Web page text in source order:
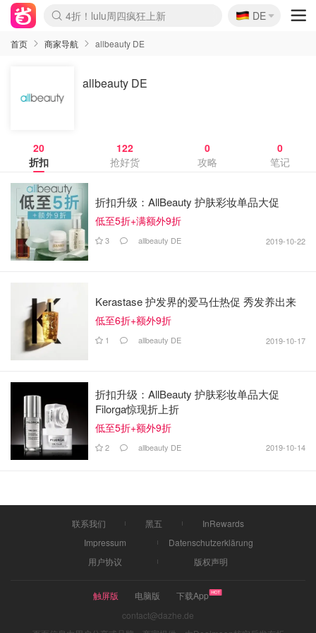
Boticinal 夏促开抢！
4折！lulu周四疯狂上新
还没结束！&OtherStories大促
Joybuy变相75折 随时失效
速领！Stanley独家85折
疑似霸哥！Camper额外叠85折
Zalando 奥莱闪促！每日更新
Moncler反季囤！5折起+叠9折
Coach Brooklyn仅€192
🇩🇪
DE
首页 商家导航 allbeauty DE
allbeauty DE
20
折扣
122
抢好货
0
攻略
0
笔记
折扣升级：AllBeauty 护肤彩妆单品大促
低至5折+满额外9折
3 allbeauty DE 2019-10-22
Kerastase 护发界的爱马仕热促 秀发养出来
低至6折+额外9折
1 allbeauty DE 2019-10-17
折扣升级：AllBeauty 护肤彩妆单品大促
Filorga惊现折上折
低至5折+额外9折
2 allbeauty DE 2019-10-14
联系我们 黑五
InRewards
Impressum
Datenschutzerklärung
用户协议
版权声明
触屏版 电脑版
下载App
contact@dazhe.de